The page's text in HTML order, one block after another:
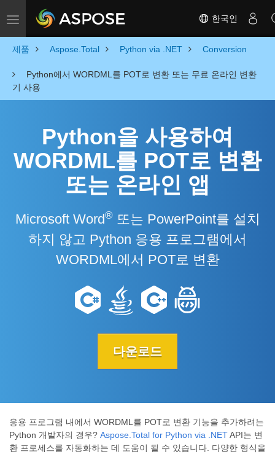
Toggle navigation 한국인
제품 Aspose.Total Python via .NET Conversion
Python에서 WORDML를 POT로 변환 또는 무료 온라인 변환
기 사용
Python을 사용하여
WORDML를 POT로 변환
또는 온라인 앱
Microsoft Word®또는 PowerPoint를 설치
하지 않고 Python 응용 프로그램에서
WORDML에서 POT로 변환
다운로드
응용 프로그램 내에서 WORDML를 POT로 변환 기능을 추가하려는
Python 개발자의 경우? Aspose.Total for Python via .NETAPI는 변
환 프로세스를 자동화하는 데 도움이 될 수 있습니다. 다양한 형식을